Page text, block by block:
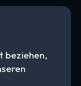
beziehen,